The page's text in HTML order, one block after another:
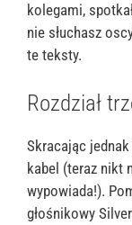
kolegami,
nie słuchasz
te teksty.
Rozdział
Skracając
kabel (teraz nikt
wypowiada!).
głośnikowy